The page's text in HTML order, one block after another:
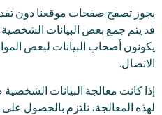
يجوز تصفح صفحات موقعنا دون
قد يتم جمع بعض البيانات
يكونون أصحاب البيانات لبعض
الاتصال.
إذا كانت معالجة البيانات
لهذه المعالجة، نلتزم بالحصول